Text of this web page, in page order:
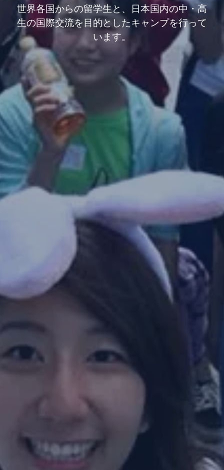
世界各国からの留学生と、日本国内の中・高
生の国際交流を目的としたキャンプを行って
います。